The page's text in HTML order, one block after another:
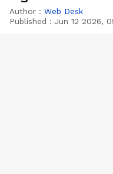
Author : Web Desk
Published : Jun 12 2026,